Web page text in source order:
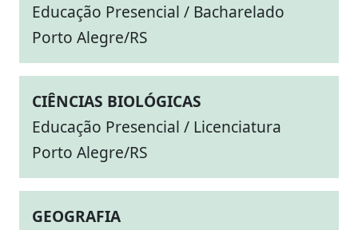
Educação Presencial / Bacharelado
Porto Alegre/RS
CIÊNCIAS BIOLÓGICAS
Educação Presencial / Licenciatura
Porto Alegre/RS
GEOGRAFIA